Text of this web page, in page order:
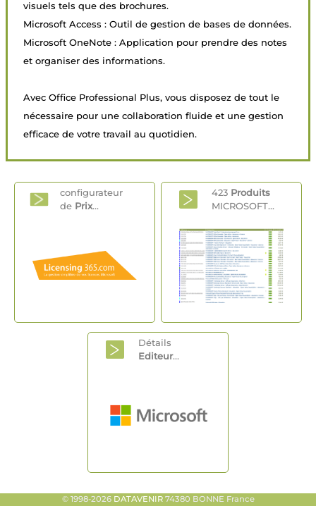
visuels tels que des brochures.
Microsoft Access : Outil de gestion de bases de données.
Microsoft OneNote : Application pour prendre des notes
et organiser des informations.
Avec Office Professional Plus, vous disposez de tout le
nécessaire pour une collaboration fluide et une gestion
efficace de votre travail au quotidien.
configurateur
de Prix...
423 Produits
MICROSOFT...
Détails
Editeur...
© 1998-2026 DATAVENIR74380 BONNE France